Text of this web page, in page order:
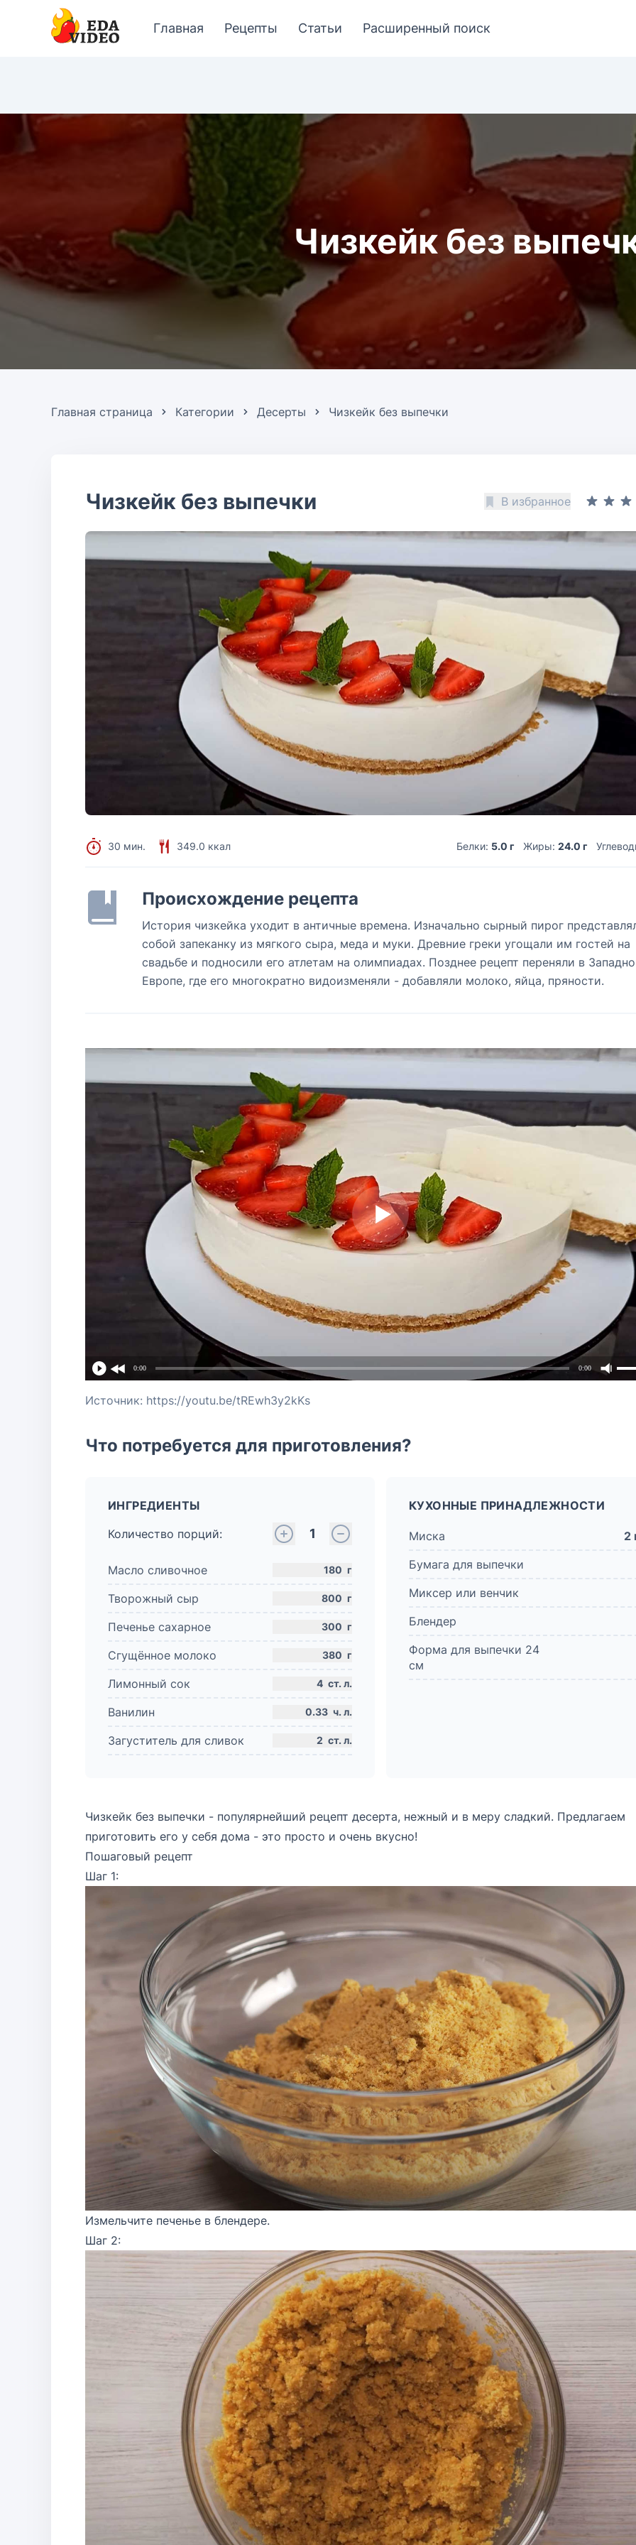
Главная Рецепты Статьи Расширенный поиск
Чизкейк без
Главная страница Категории Десерты Чизкейк без выпечки
Чизкейк без выпечки В избранное
30 мин. 349.0 ккал Белки: 5.0 г Жиры: 24.0 г
Происхождение рецепта
История чизкейка уходит в античные времена. Изначально сырный пирог
собой запеканку из мягкого сыра, меда и муки. Древние греки угощали им гостей на
свадьбе и подносили его атлетам на олимпиадах. Позднее рецепт переняли в
Европе, где его многократно видоизменяли - добавляли молоко, яйца, пряности.
0:00 0:00
Источник: https://youtu.be/tREwh3y2kKs
Что потребуется для приготовления?
ИНГРЕДИЕНТЫ
Количество порций:
1
Масло сливочное 180 г
Творожный сыр 800 г
Печенье сахарное 300 г
Сгущённое молоко 380 г
Лимонный сок 4 ст. л.
Ванилин 0.33 ч. л.
Загуститель для сливок 2 ст. л.
КУХОННЫЕ ПРИНАДЛЕЖНОСТИ
Миска
2
Бумага для выпечки
Миксер или венчик
Блендер
Форма для выпечки 24
см
Чизкейк без выпечки - популярнейший рецепт десерта, нежный и в меру сладкий. Предлагаем
приготовить его у себя дома - это просто и очень вкусно!
Пошаговый рецепт
Шаг 1:
Измельчите печенье в блендере.
Шаг 2: